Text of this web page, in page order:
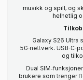
musikk og spill, og
helhetlig
Galaxy S26 Ultra
5G‑nettverk.
og
Dual
brukere som trenger